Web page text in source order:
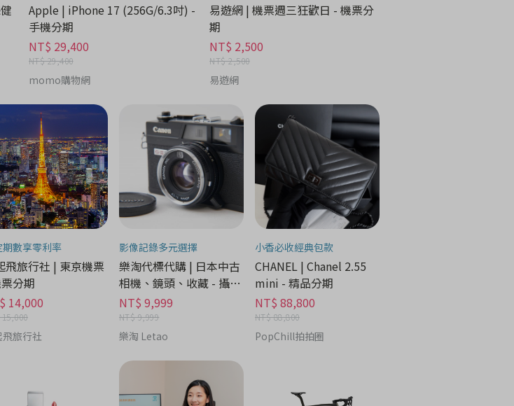
Apple | iPhone 17 (256G/6.3吋) -
手機分期
NT$ 29,400
NT$ 29,400
momo購物網
易遊網 | 機票週三狂歡日 - 機票分
期
NT$ 2,500
NT$ 2,500
易遊網
期數享零利率
飛旅行社 | 東京機票
分期
14,000
飛旅行社
影像記錄多元選擇
樂淘代標代購 | 日本中古
相機、鏡頭、收藏 - 攝像
機分期
NT$ 9,999
NT$ 9,999
樂淘 Letao
小香必收經典包款
CHANEL | Chanel 2.55
mini - 精品分期
NT$ 88,800
NT$ 88,800
PopChill拍拍圈